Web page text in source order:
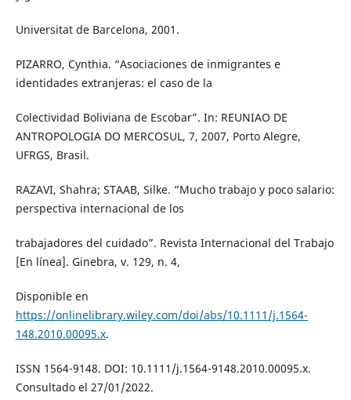
Universitat de Barcelona, 2001.
PIZARRO, Cynthia. “Asociaciones de inmigrantes e
identidades extranjeras: el caso de la
Colectividad Boliviana de Escobar”. In: REUNIAO DE
ANTROPOLOGIA DO MERCOSUL, 7, 2007, Porto Alegre,
UFRGS, Brasil.
RAZAVI, Shahra; STAAB, Silke. “Mucho trabajo y poco salario:
perspectiva internacional de los
trabajadores del cuidado”. Revista Internacional del Trabajo
[En línea]. Ginebra, v. 129, n. 4,
Disponible en
https://onlinelibrary.wiley.com/doi/abs/10.1111/j.1564-
148.2010.00095.x.
ISSN 1564-9148. DOI: 10.1111/j.1564-9148.2010.00095.x.
Consultado el 27/01/2022.